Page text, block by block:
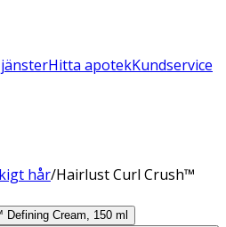
Hitta apotekKundservice
hår/Hairlust Curl Crush™